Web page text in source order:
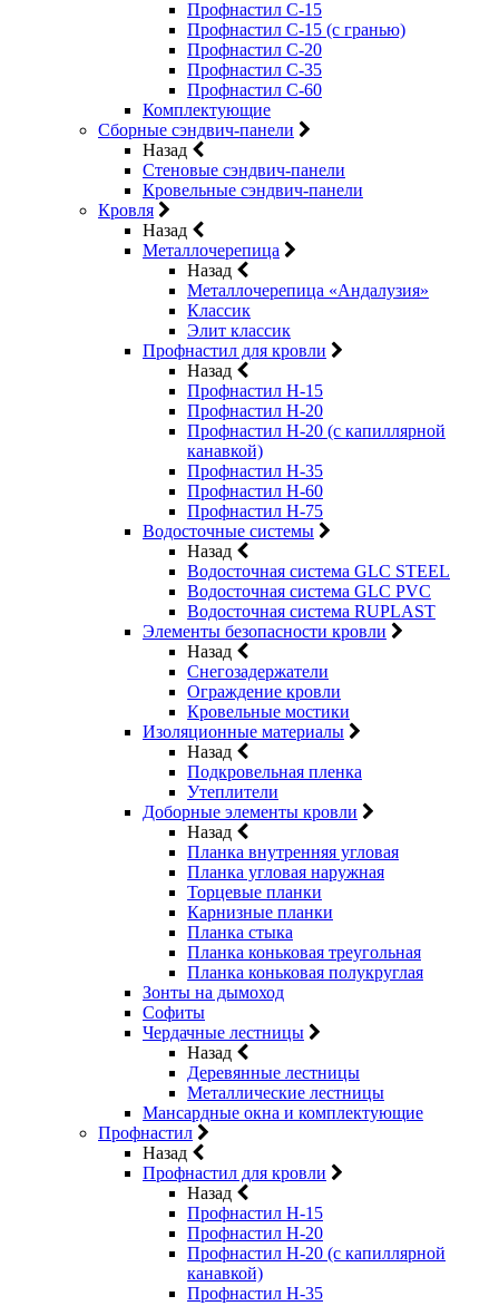
Профнастил С-15
Профнастил С-15 (с гранью)
Профнастил С-20
Профнастил С-35
Профнастил С-60
Комплектующие
Сборные сэндвич-панели
Назад
Стеновые сэндвич-панели
Кровельные сэндвич-панели
Кровля
Назад
Металлочерепица
Назад
Металлочерепица «Андалузия»
Классик
Элит классик
Профнастил для кровли
Назад
Профнастил Н-15
Профнастил Н-20
Профнастил Н-20 (с капиллярной
канавкой)
Профнастил Н-35
Профнастил Н-60
Профнастил Н-75
Водосточные системы
Назад
Водосточная система GLC STEEL
Водосточная система GLC PVC
Водосточная система RUPLAST
Элементы безопасности кровли
Назад
Снегозадержатели
Ограждение кровли
Кровельные мостики
Изоляционные материалы
Назад
Подкровельная пленка
Утеплители
Доборные элементы кровли
Назад
Планка внутренняя угловая
Планка угловая наружная
Торцевые планки
Карнизные планки
Планка стыка
Планка коньковая треугольная
Планка коньковая полукруглая
Зонты на дымоход
Софиты
Чердачные лестницы
Назад
Деревянные лестницы
Металлические лестницы
Мансардные окна и комплектующие
Профнастил
Назад
Профнастил для кровли
Назад
Профнастил Н-15
Профнастил Н-20
Профнастил Н-20 (с капиллярной
канавкой)
Профнастил Н-35